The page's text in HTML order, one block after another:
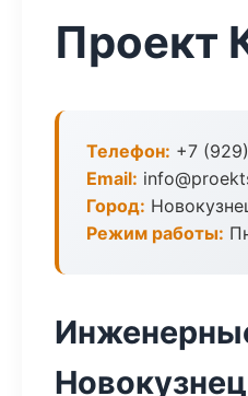
Проект
Телефон: +7
Email:
Город:
Режим работы: